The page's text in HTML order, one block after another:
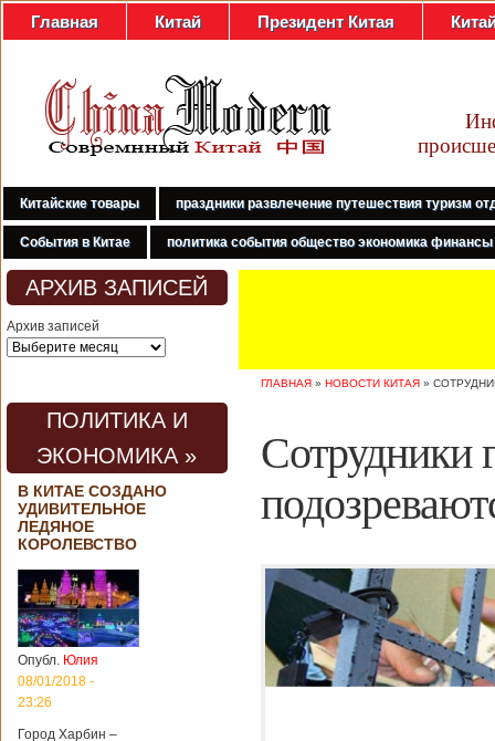
Главная Китай Президент Китая
Китайские товары праздники развлечение путешествия туризм
События в Китае политика события общество экономика финансы
АРХИВ ЗАПИСЕЙ
Архив записей
ПОЛИТИКА И
ЭКОНОМИКА »
В КИТАЕ СОЗДАНО
УДИВИТЕЛЬНОЕ
ЛЕДЯНОЕ
КОРОЛЕВСТВО
Опубл. Юлия
08/01/2018 -
23:26
Город Харбин –
ГЛАВНАЯ » НОВОСТИ КИТАЯ »
Сотрудники